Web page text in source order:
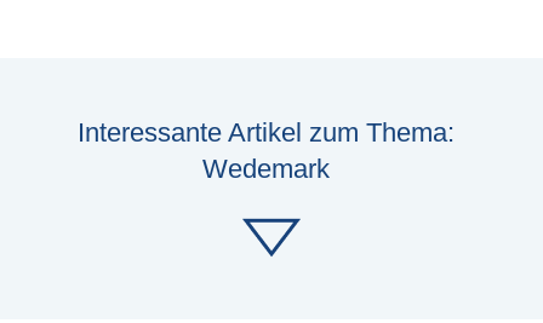
Interessante Artikel zum Thema:
Wedemark